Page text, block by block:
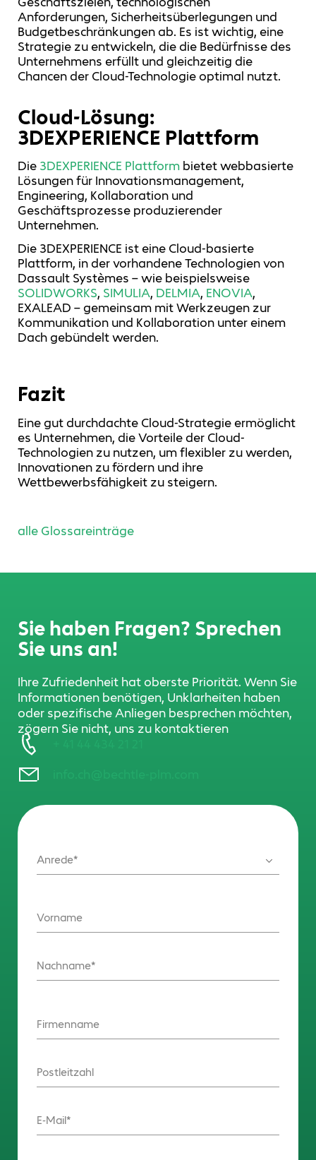
Anforderungen, Sicherheitsüberlegungen und
Budgetbeschränkungen ab. Es ist wichtig, eine
Strategie zu entwickeln, die die Bedürfnisse des
Unternehmens erfüllt und gleichzeitig die
Chancen der Cloud-Technologie optimal nutzt.
Cloud-Lösung:
3DEXPERIENCE Plattform
Die 3DEXPERIENCE Plattform bietet webbasierte
Lösungen für Innovationsmanagement,
Engineering, Kollaboration und
Geschäftsprozesse produzierender
Unternehmen.
Die 3DEXPERIENCE ist eine Cloud-basierte
Plattform, in der vorhandene Technologien von
Dassault Systèmes – wie beispielsweise
SOLIDWORKS, SIMULIA, DELMIA, ENOVIA,
EXALEAD – gemeinsam mit Werkzeugen zur
Kommunikation und Kollaboration unter einem
Dach gebündelt werden.
Fazit
Eine gut durchdachte Cloud-Strategie ermöglicht
es Unternehmen, die Vorteile der Cloud-
Technologien zu nutzen, um flexibler zu werden,
Innovationen zu fördern und ihre
Wettbewerbsfähigkeit zu steigern.
alle Glossareinträge
Sie haben Fragen? Sprechen
Sie uns an!
Ihre Zufriedenheit hat oberste Priorität. Wenn Sie
Informationen benötigen, Unklarheiten haben
oder spezifische Anliegen besprechen möchten,
zögern Sie nicht, uns zu kontaktieren
Anrede
Vorname
Nachname
Firmenname
Postleitzahl
E-Mail